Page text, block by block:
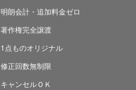
明朗会計・追加料金ゼロ
著作権完全譲渡
1点ものオリジナル
修正回数無制限
キャンセルＯＫ